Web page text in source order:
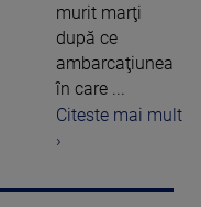
murit marţi
după ce
ambarcaţiunea
în care ...
Citeste mai mult
›